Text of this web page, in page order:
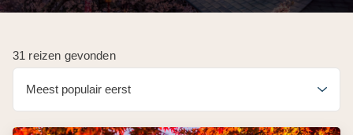
31 reizen gevonden